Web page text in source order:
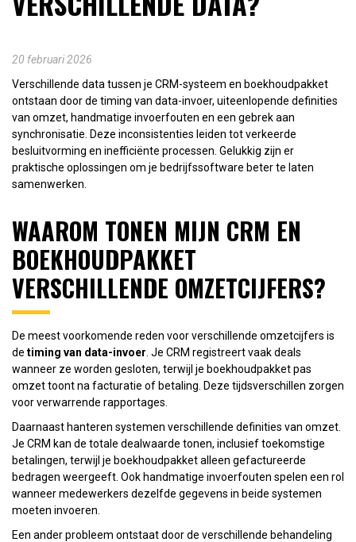
20 februari 2026
Verschillende data tussen je CRM-systeem en boekhoudpakket
ontstaan door de timing van data-invoer, uiteenlopende definities
van omzet, handmatige invoerfouten en een gebrek aan
synchronisatie. Deze inconsistenties leiden tot verkeerde
besluitvorming en inefficiënte processen. Gelukkig zijn er
praktische oplossingen om je bedrijfssoftware beter te laten
samenwerken.
WAAROM TONEN MIJN CRM EN
BOEKHOUDPAKKET
VERSCHILLENDE OMZETCIJFERS?
De meest voorkomende reden voor verschillende omzetcijfers is
de timing van data-invoer . Je CRM registreert vaak deals
wanneer ze worden gesloten, terwijl je boekhoudpakket pas
omzet toont na facturatie of betaling. Deze tijdsverschillen zorgen
voor verwarrende rapportages.
Daarnaast hanteren systemen verschillende definities van omzet.
Je CRM kan de totale dealwaarde tonen, inclusief toekomstige
betalingen, terwijl je boekhoudpakket alleen gefactureerde
bedragen weergeeft. Ook handmatige invoerfouten spelen een rol
wanneer medewerkers dezelfde gegevens in beide systemen
moeten invoeren.
Een ander probleem ontstaat door de verschillende behandeling